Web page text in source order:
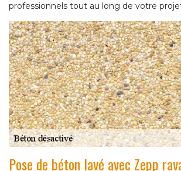
professionnels tout au long de votre
Pose de béton lavé avec Zepp